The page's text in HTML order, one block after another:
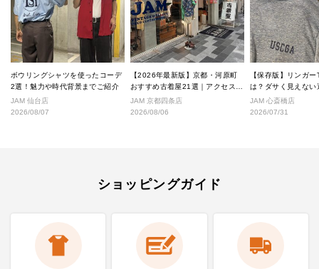
ボウリングシャツを使ったコーデ
2選！魅力や時代背景までご紹介
JAM 仙台店
2026/08/07
【2026年最新版】京都・河原町
おすすめ古着屋21選｜アクセス良
好な絶対行くべきショップ厳選！
JAM 京都四条店
2026/08/06
【保存版】リンガ
は？ダサく見えない
なし完全ガイド
JAM 心斎橋店
2026/07/31
ショッピングガイド